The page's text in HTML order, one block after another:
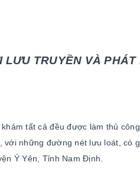
TRUYỀN VÀ PHÁT
tất cả đều được làm thủ
những đường nét lưu loát, có
Ý Yên, Tỉnh Nam Định.